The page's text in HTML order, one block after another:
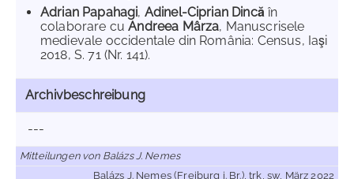
Adrian Papahagi, Adinel-Ciprian Dincăîn
colaborare cuAndreea Mârza, Manuscrisele
medievale occidentale din România: Census, Iaşi
2018, S. 71 (Nr. 141).
Archivbeschreibung
---
Mitteilungen von Balázs J. Nemes
Balázs J. Nemes (Freiburg i. Br.), trk, sw, März 2022